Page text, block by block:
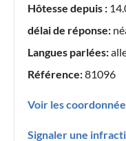
Hôtesse depuis :
délai de réponse:
Langues parlées:
Référence:81096
Voir les
Signaler une